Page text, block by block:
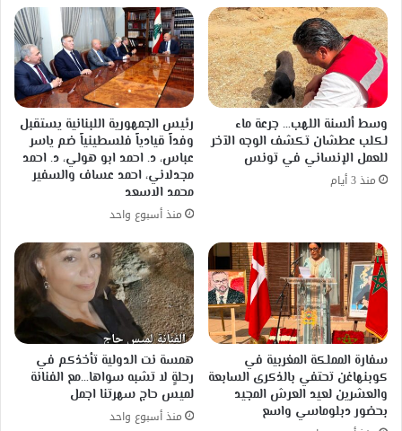
وسط ألسنة اللهب… جرعة ماء
لكلب عطشان تكشف الوجه الآخر
للعمل الإنساني في تونس
منذ 3 أيام
رئيس الجمهورية اللبنانية يستقبل
وفداً قيادياً فلسطينياً ضم ياسر
عباس، د. احمد ابو هولي، د. احمد
مجدلاني، احمد عساف والسفير
محمد الاسعد
منذ أسبوع واحد
سفارة المملكة المغربية في
كوبنهاغن تحتفي بالذكرى السابعة
والعشرين لعيد العرش المجيد
بحضور دبلوماسي واسع
همسة نت الدولية تأخذكم في
رحلةٍ لا تشبه سواها…مع الفنانة
لميس حاج سهرتنا اجمل
منذ أسبوع واحد